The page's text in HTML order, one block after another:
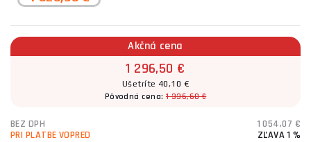
Akčná cena
1 296,50 €
Ušetríte 40,10 €
Pôvodná cena:1 336,60 €
BEZ DPH
1 054,07 €
PRI PLATBE VOPRED
ZĽAVA 1 %